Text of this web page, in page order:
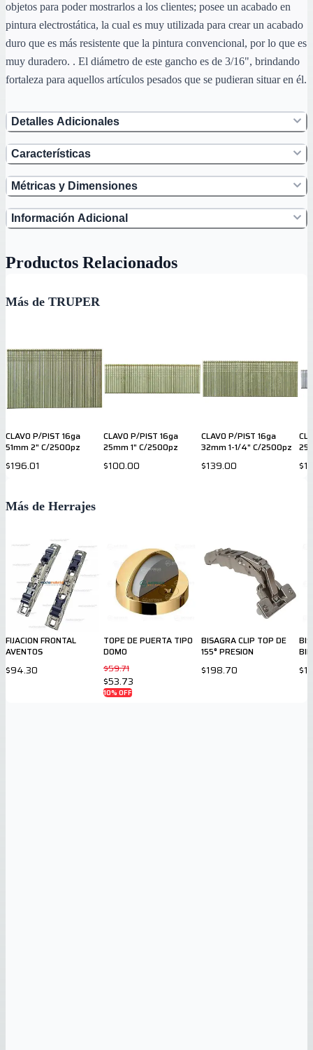
objetos para poder mostrarlos a los clientes; posee un acabado en
pintura electrostática, la cual es muy utilizada para crear un acabado
duro que es más resistente que la pintura convencional, por lo que es
muy duradero. . El diámetro de este gancho es de 3/16", brindando
fortaleza para aquellos artículos pesados que se pudieran situar en él.
Detalles Adicionales
Características
Métricas y Dimensiones
Información Adicional
Productos Relacionados
Más de TRUPER
CLAVO P/PIST 16ga
51mm 2" C/2500pz
$196.01
CLAVO P/PIST 16ga
25mm 1" C/2500pz
$100.00
CLAVO P/PIST 16ga
32mm 1-1/4" C/2500pz
$139.00
Más de Herrajes
FIJACION FRONTAL
AVENTOS
$94.30
TOPE DE PUERTA TIPO
DOMO
$59.71
$53.73
10% OFF
BISAGRA CLIP TOP DE
155° PRESION
$198.70